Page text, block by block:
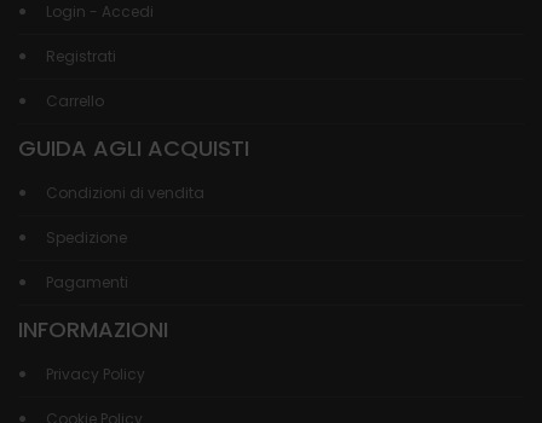
Login - Accedi
Registrati
Carrello
GUIDA AGLI ACQUISTI
Condizioni di vendita
Spedizione
Pagamenti
INFORMAZIONI
Privacy Policy